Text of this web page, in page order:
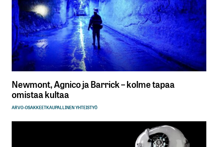
Newmont, Agnico ja Barrick – kolme tapaa
omistaa kultaa
ARVO-OSAKKEETKAUPALLINEN YHTEISTYÖ